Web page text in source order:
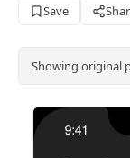
Save
Showing original